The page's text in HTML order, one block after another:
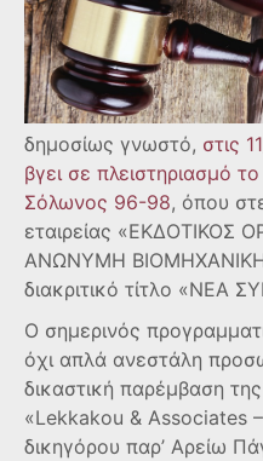
δημοσίως γνωστό, στις
βγει σε πλειστηριασμό
Σόλωνος 96-98, όπου
εταιρείας «ΕΚΔΟΤΙΚΟΣ
ΑΝΩΝΥΜΗ ΒΙΟΜΗΧΑΝΙΚΗ
διακριτικό τίτλο «ΝΕΑ
Ο σημερινός
όχι απλά ανεστάλη
δικαστική παρέμβαση της
«Lekkakou & Associates
δικηγόρου παρ’ Αρείω